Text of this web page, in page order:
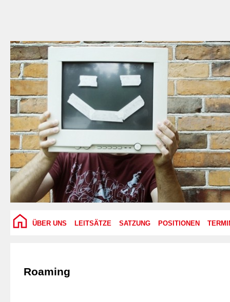
ÜBER UNS LEITSÄTZE SATZUNG POSITIONEN
Roaming